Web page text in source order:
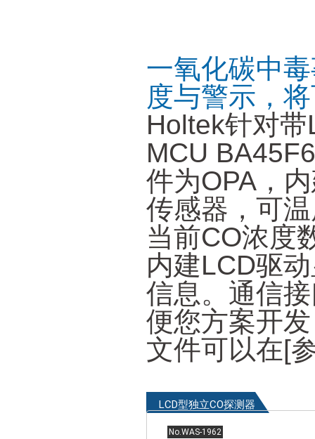
一氧化碳中
度与警示，
Holtek针对
MCU
件为OPA，
传感器，可
当前CO浓度
内建LCD驱
信息。通信
便您方案开
文件可以在[
LCD型独立CO探测器
No.WAS-1962